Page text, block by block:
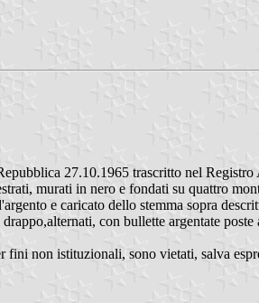
27.10.1965 trascritto nel
murati in nero e fondati su quattro
e caricato dello stemma sopra
con bullette argentate
non istituzionali, sono vietati, salva